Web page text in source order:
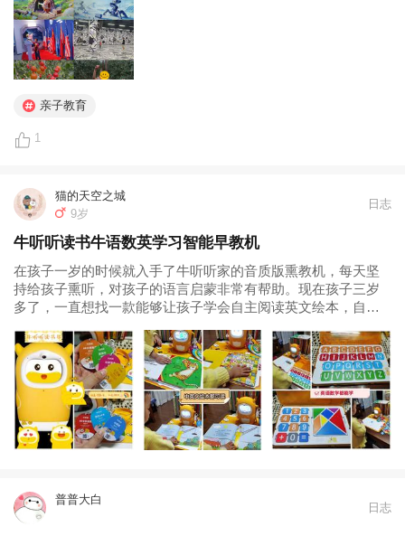
亲子教育
1
猫的天空之城
9岁
日志
牛听听读书牛语数英学习智能早教机
在孩子一岁的时候就入手了牛听听家的音质版熏教机，每天坚
持给孩子熏听，对孩子的语言启蒙非常有帮助。现在孩子三岁
多了，一直想找一款能够让孩子学会自主阅读英文绘本，自主
发现了牛听听读书牛...
普普大白
日志